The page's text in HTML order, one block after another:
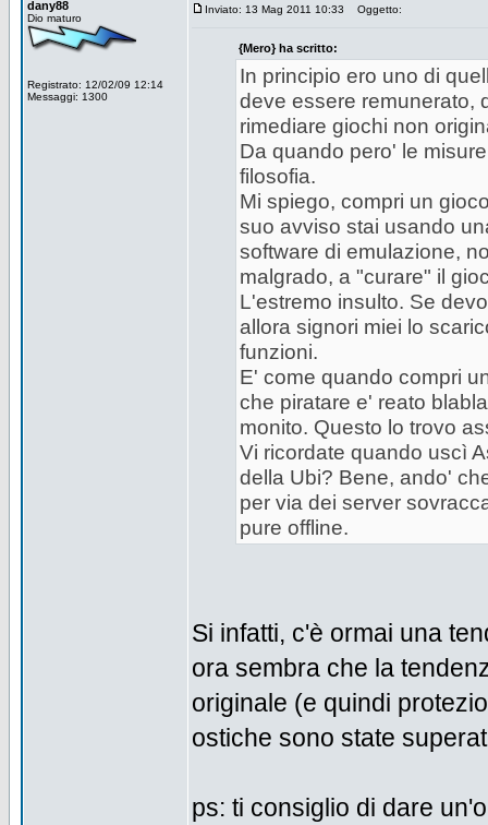
dany88
Dio maturo
Registrato: 12/02/09 12:14
Messaggi: 1300
Inviato: 13 Mag 2011 10:33 Oggetto:
{Mero} ha scritto:
In principio ero uno di
deve essere remunerato,
rimediare giochi non
Da quando pero' le
filosofia.
Mi spiego, compri un
suo avviso stai usando
software di emulazione,
malgrado, a "curare" il
L'estremo insulto. Se
allora signori miei lo
funzioni.
E' come quando compri
che piratare e' reato
monito. Questo lo trovo
Vi ricordate quando uscì
della Ubi? Bene, ando'
per via dei server
pure offline.
Si infatti, c'è ormai una
ora sembra che la
originale (e quindi
ostiche sono state
ps: ti consiglio di dare